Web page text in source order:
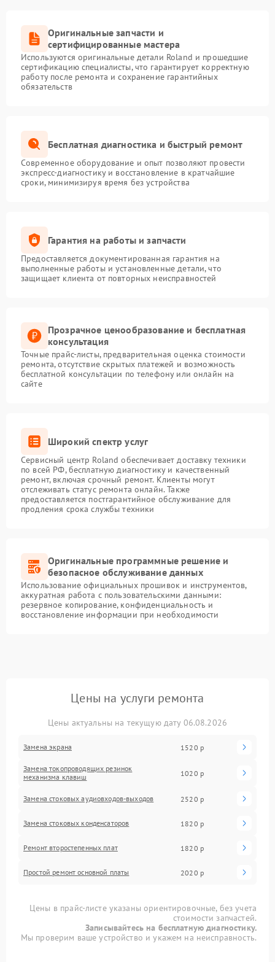
Оригинальные запчасти и
сертифицированные мастера
Используются оригинальные детали Roland и прошедшие
сертификацию специалисты, что гарантирует корректную
работу после ремонта и сохранение гарантийных
обязательств
Бесплатная диагностика и быстрый ремонт
Современное оборудование и опыт позволяют провести
экспресс-диагностику и восстановление в кратчайшие
сроки, минимизируя время без устройства
Гарантия на работы и запчасти
Предоставляется документированная гарантия на
выполненные работы и установленные детали, что
защищает клиента от повторных неисправностей
Прозрачное ценообразование и бесплатная
консультация
Точные прайс-листы, предварительная оценка стоимости
ремонта, отсутствие скрытых платежей и возможность
бесплатной консультации по телефону или онлайн на
сайте
Широкий спектр услуг
Сервисный центр Roland обеспечивает доставку техники
по всей РФ, бесплатную диагностику и качественный
ремонт, включая срочный ремонт. Клиенты могут
отслеживать статус ремонта онлайн. Также
предоставляется постгарантийное обслуживание для
продления срока службы техники
Оригинальные программные решение и
безопасное обслуживание данных
Использование официальных прошивок и инструментов,
аккуратная работа с пользовательскими данными:
резервное копирование, конфиденциальность и
восстановление информации при необходимости
Цены на услуги ремонта
Цены актуальны на текущую дату 06.08.2026
Замена экрана 1520 р
Замена токопроводящих резинок
механизма клавиш
1020 р
Замена стоковых аудиовходов-выходов 2520 р
Замена стоковых конденсаторов 1820 р
Ремонт второстепенных плат 1820 р
Простой ремонт основной платы 2020 р
Цены в прайс-листе указаны ориентировочные, без учета
стоимости запчастей.
Записывайтесь на бесплатную диагностику.
Мы проверим ваше устройство и укажем на неисправность.